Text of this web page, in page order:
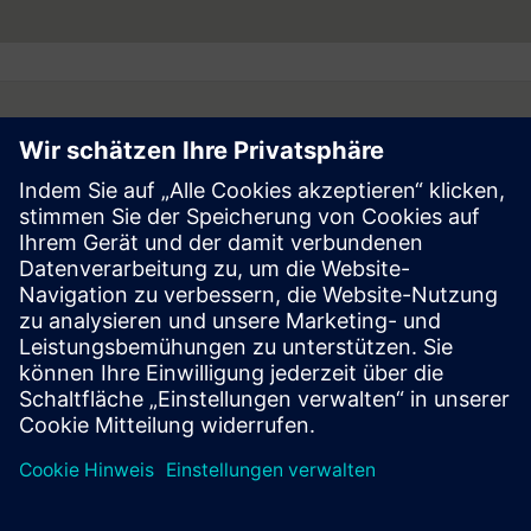
Follow
Press | Company | Siemens
© Siemens 1996 – 2026
Corporate Information
Privacy Notice
Cookie Notice